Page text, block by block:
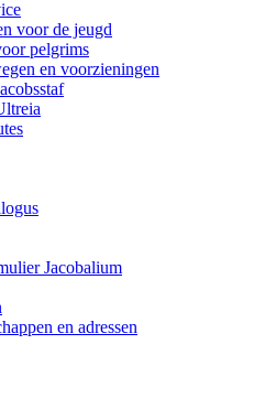
voor de jeugd
pelgrims
en voorzieningen
Jacobalium
en adressen